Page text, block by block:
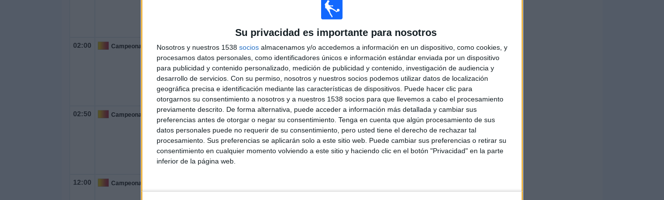
Su privacidad es importante para nosotros
Nosotros y nuestros 1538 socios almacenamos y/o accedemos a información en un dispositivo, como cookies, y
procesamos datos personales, como identificadores únicos e información estándar enviada por un dispositivo
para publicidad y contenido personalizado, medición de publicidad y contenido, investigación de audiencia y
desarrollo de servicios. Con su permiso, nosotros y nuestros socios podemos utilizar datos de localización
geográfica precisa e identificación mediante las características de dispositivos. Puede hacer clic para
otorgarnos su consentimiento a nosotros y a nuestros 1538 socios para que llevemos a cabo el procesamiento
previamente descrito. De forma alternativa, puede acceder a información más detallada y cambiar sus
preferencias antes de otorgar o negar su consentimiento. Tenga en cuenta que algún procesamiento de sus
datos personales puede no requerir de su consentimiento, pero usted tiene el derecho de rechazar tal
procesamiento. Sus preferencias se aplicarán solo a este sitio web. Puede cambiar sus preferencias o retirar su
consentimiento en cualquier momento volviendo a este sitio y haciendo clic en el botón "Privacidad" en la parte
inferior de la página web.
Eurosport 1
02:00 Campeonato del Mundo
Sesión
Matinal
Tokio 2025
HBO MAX
Sports TV
DAZN (Ver en
directo)
RTVE Play
Eurosport 1
02:50
km Marcha
HBO MAX
Eurovision
Sports TV
directo)
Teledeporte
12:00
Vespertina